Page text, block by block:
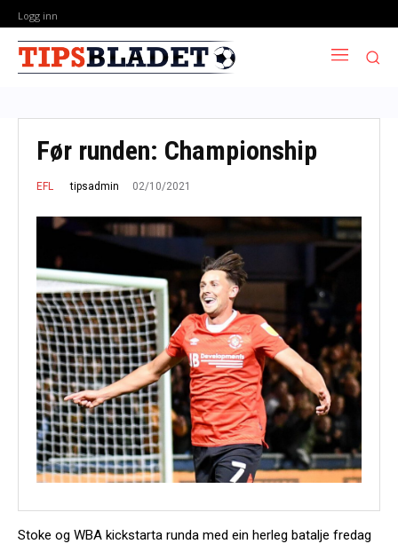
Logg inn
Før runden: Championship
EFL tipsadmin 02/10/2021
Stoke og WBA kickstarta runda med ein herleg batalje fredag